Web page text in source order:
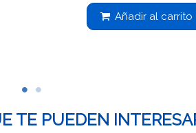
Añadir al carrito
TE PUEDEN